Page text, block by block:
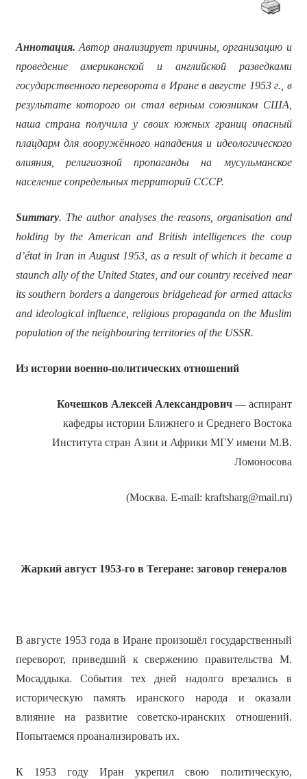
Аннотация. Автор анализирует причины, организацию и
проведение американской и английской разведками
государственного переворота в Иране в августе 1953 г., в
результате которого он стал верным союзником США,
наша страна получила у своих южных границ опасный
плацдарм для вооружённого нападения и идеологического
влияния, религиозной пропаганды на мусульманское
население сопредельных территорий СССР.
Summary. The author analyses the reasons, organisation and
holding by the American and British intelligences the coup
d’état in Iran in August 1953, as a result of which it became a
staunch ally of the United States, and our country received near
its southern borders a dangerous bridgehead for armed attacks
and ideological influence, religious propaganda on the Muslim
population of the neighbouring territories of the USSR.
Из истории военно-политических отношений
Кочешков Алексей Александрович— аспирант
кафедры истории Ближнего и Среднего Востока
Института стран Азии и Африки МГУ имени М.В.
Ломоносова
(Москва. E-mail: kraftsharg@mail.ru)
Жаркий август 1953-го в Тегеране: заговор генералов
В августе 1953 года в Иране произошёл государственный
переворот, приведший к свержению правительства М.
Мосаддыка. События тех дней надолго врезались в
историческую память иранского народа и оказали
влияние на развитие советско-иранских отношений.
Попытаемся проанализировать их.
К 1953 году Иран укрепил свою политическую,